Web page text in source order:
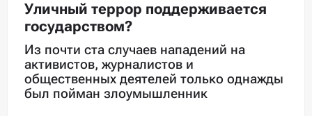
Уличный террор поддерживается
государством?
Из почти ста случаев нападений на
активистов, журналистов и
общественных деятелей только однажды
был пойман злоумышленник